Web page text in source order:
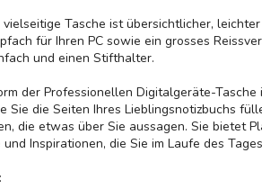
vielseitige Tasche ist übersichtlicher,
für Ihren PC sowie ein grosses
und einen Stifthalter.
der Professionellen Digitalgeräte-
Sie die Seiten Ihres Lieblingsnotizbuchs
die etwas über Sie aussagen. Sie bietet
und Inspirationen, die Sie im Laufe des